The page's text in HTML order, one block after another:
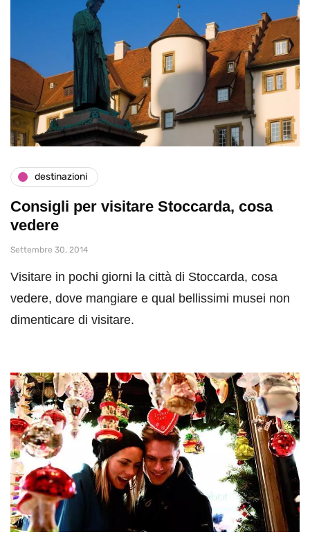
destinazioni
Consigli per visitare Stoccarda, cosa
vedere
Settembre 30, 2014
Visitare in pochi giorni la città di Stoccarda, cosa
vedere, dove mangiare e qual bellissimi musei non
dimenticare di visitare.